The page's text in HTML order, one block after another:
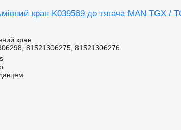
кран K039569 до тягача MAN TGX /
кран
81521306275, 81521306276.